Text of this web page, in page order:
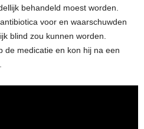
behandeld moest worden.
voor en waarschuwden
blind zou kunnen worden.
de medicatie en kon hij na een